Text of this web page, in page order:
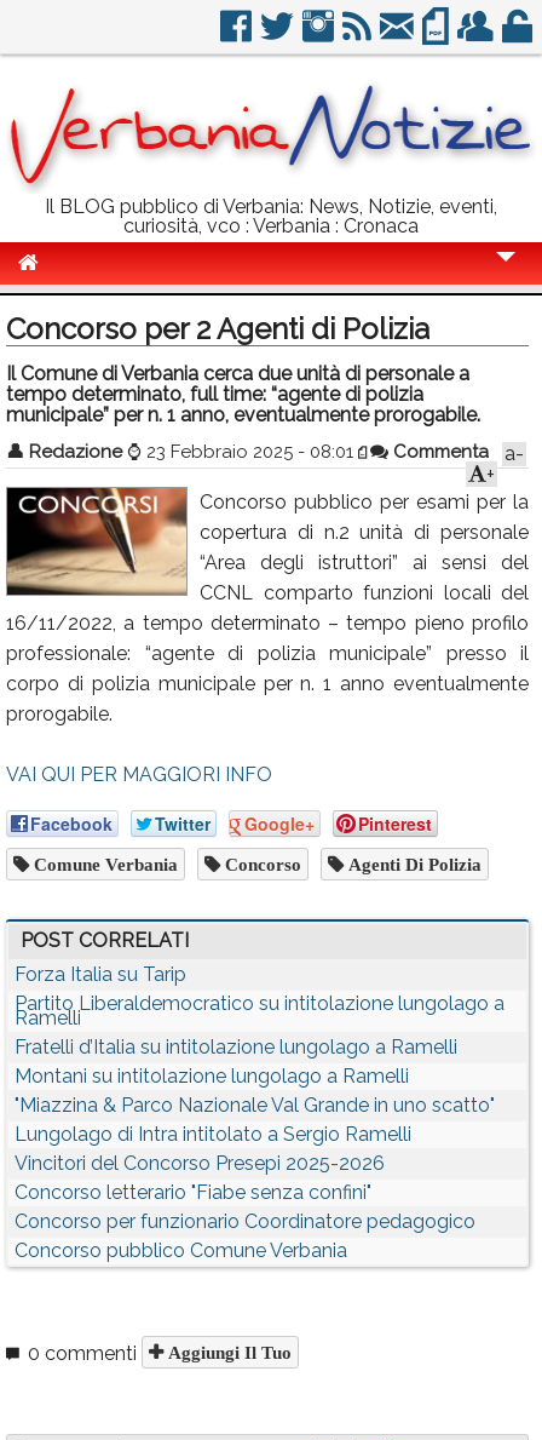
Il BLOG pubblico di Verbania: News, Notizie, eventi,
curiosità, vco : Verbania : Cronaca
Politica
Sport
Eventi
Info Utili
Rubriche
Calendario
Annunci
Concorso per 2 Agenti di Polizia
Il Comune di Verbania cerca due unità di personale a
tempo determinato, full time: “agente di polizia
municipale” per n. 1 anno, eventualmente prorogabile.
👤 Redazione ⌚ 23 Febbraio 2025 - 08:01 Commenta
a-
+
Concorso pubblico per esami per la
copertura di n.2 unità di personale
“Area degli istruttori” ai sensi del
CCNL comparto funzioni locali del
16/11/2022, a tempo determinato – tempo pieno profilo
professionale: “agente di polizia municipale” presso il
corpo di polizia municipale per n. 1 anno eventualmente
prorogabile.
VAI QUI PER MAGGIORI INFO
Facebook Twitter Google+ Pinterest
Comune Verbania Concorso Agenti Di Polizia
POST CORRELATI
Forza Italia su Tarip
Partito Liberaldemocratico su intitolazione lungolago a
Ramelli
Fratelli d’Italia su intitolazione lungolago a Ramelli
Montani su intitolazione lungolago a Ramelli
"Miazzina & Parco Nazionale Val Grande in uno scatto"
Lungolago di Intra intitolato a Sergio Ramelli
Vincitori del Concorso Presepi 2025-2026
Concorso letterario "Fiabe senza confini"
Concorso per funzionario Coordinatore pedagogico
Concorso pubblico Comune Verbania
0 commenti Aggiungi Il Tuo